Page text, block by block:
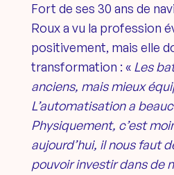
Fort de ses 30 ans de
Roux a vu la profession
positivement, mais elle
transformation : « Les
anciens, mais mieux
L’automatisation a
Physiquement, c’est
aujourd’hui, il nous faut
pouvoir investir dans de